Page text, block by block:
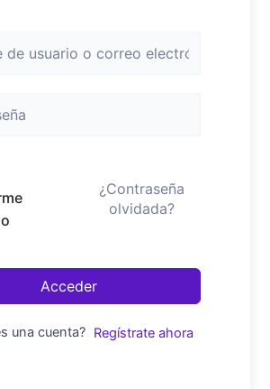
¿Contraseña
olvidada?
Acceder
una cuenta? Regístrate ahora